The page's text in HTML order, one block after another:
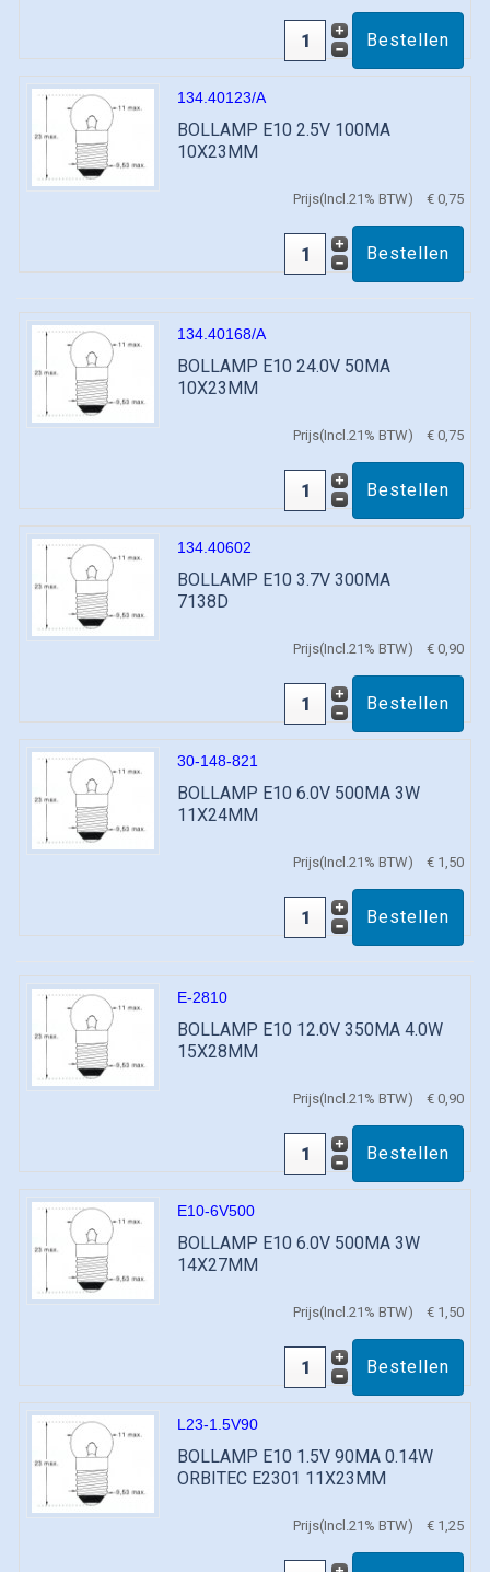
134.40123/A
BOLLAMP E10 2.5V 100MA
10X23MM
Prijs(Incl.21% BTW) € 0,75
134.40168/A
BOLLAMP E10 24.0V 50MA
10X23MM
Prijs(Incl.21% BTW) € 0,75
134.40602
BOLLAMP E10 3.7V 300MA
7138D
Prijs(Incl.21% BTW) € 0,90
30-148-821
BOLLAMP E10 6.0V 500MA 3W
11X24MM
Prijs(Incl.21% BTW) € 1,50
E-2810
BOLLAMP E10 12.0V 350MA 4.0W
15X28MM
Prijs(Incl.21% BTW) € 0,90
E10-6V500
BOLLAMP E10 6.0V 500MA 3W
14X27MM
Prijs(Incl.21% BTW) € 1,50
L23-1.5V90
BOLLAMP E10 1.5V 90MA 0.14W
ORBITEC E2301 11X23MM
Prijs(Incl.21% BTW) € 1,25